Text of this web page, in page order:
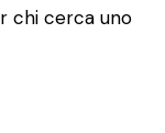
chi cerca uno